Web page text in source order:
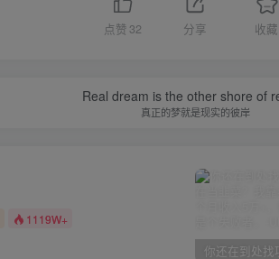
点赞 32 分享 收藏
Real dream is the other shore of
真正的梦就是现实的彼岸
1119W+